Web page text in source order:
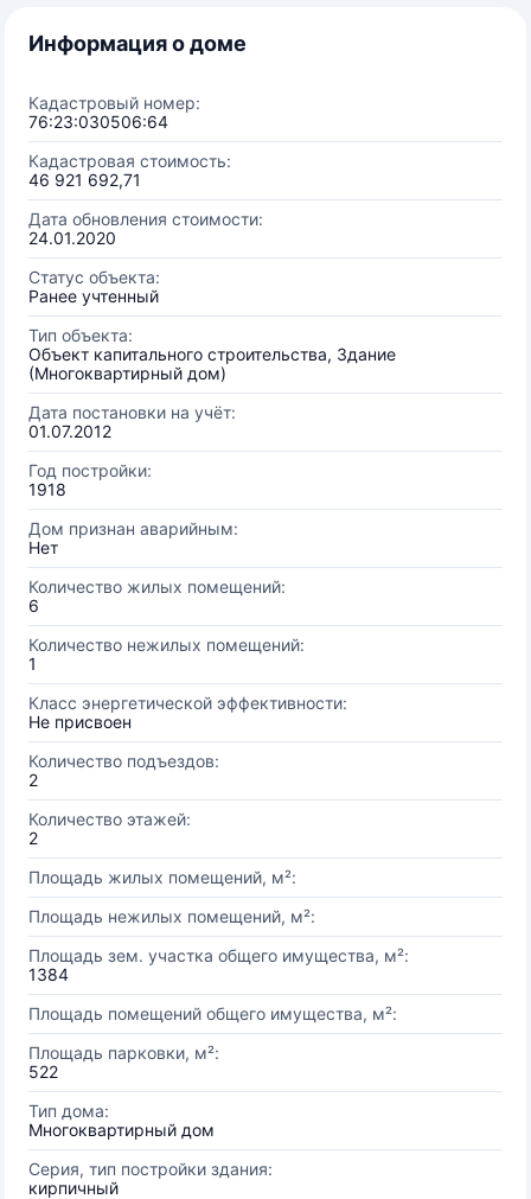
Информация о доме
Кадастровый номер:
76:23:030506:64
Кадастровая стоимость:
46 921 692,71
Дата обновления стоимости:
24.01.2020
Статус объекта:
Ранее учтенный
Тип объекта:
Объект капитального строительства, Здание
(Многоквартирный дом)
Дата постановки на учёт:
01.07.2012
Год постройки:
1918
Дом признан аварийным:
Нет
Количество жилых помещений:
6
Количество нежилых помещений:
1
Класс энергетической эффективности:
Не присвоен
Количество подъездов:
2
Количество этажей:
2
Площадь жилых помещений, м²:
Площадь нежилых помещений, м²:
Площадь зем. участка общего имущества, м²:
1384
Площадь помещений общего имущества, м²:
Площадь парковки, м²:
522
Тип дома:
Многоквартирный дом
Серия, тип постройки здания:
кирпичный